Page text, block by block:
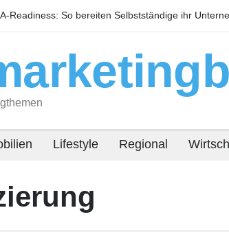
Readiness: So bereiten Selbstständige ihr
Lifestyle Regional